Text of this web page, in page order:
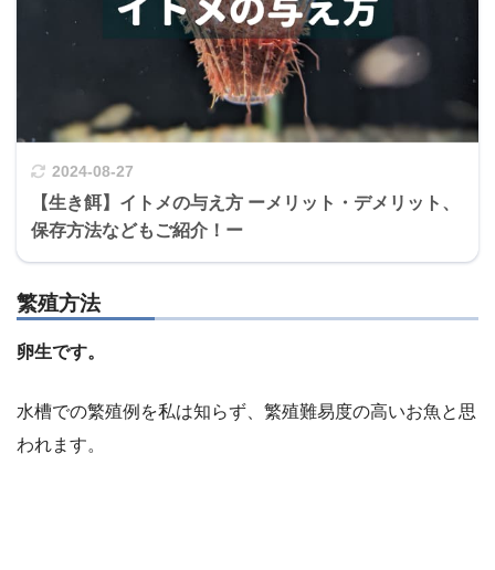
2024-08-27
【生き餌】イトメの与え方 ーメリット・デメリット、
保存方法などもご紹介！ー
繁殖方法
卵生です。
水槽での繁殖例を私は知らず、繁殖難易度の高いお魚と思
われます。